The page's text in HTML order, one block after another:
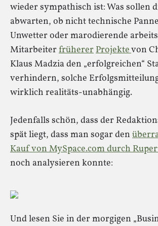
wieder sympathisch ist: Was sollen
abwarten, ob nicht technische
Unwetter oder marodierende
Mitarbeiter frühererProjektevon
Klaus Madzia den „erfolgreichen“
verhindern, solche
wirklich realitäts-unabhängig.
Jedenfalls schön, dass der
spät liegt, dass man sogar den
Kauf von MySpace.com durch
noch analysieren konnte:
Und lesen Sie in der morgigen